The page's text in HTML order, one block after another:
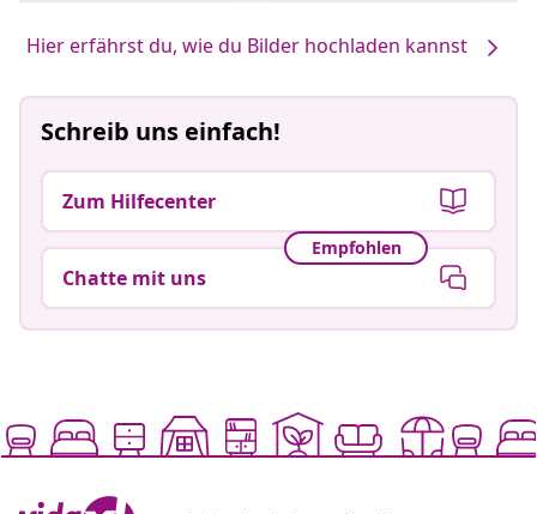
Hier erfährst du, wie du Bilder hochladen kannst
Schreib uns einfach!
Zum Hilfecenter
Empfohlen
Chatte mit uns